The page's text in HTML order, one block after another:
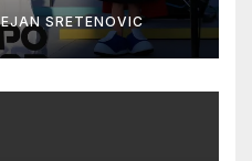
SRETENOVIC